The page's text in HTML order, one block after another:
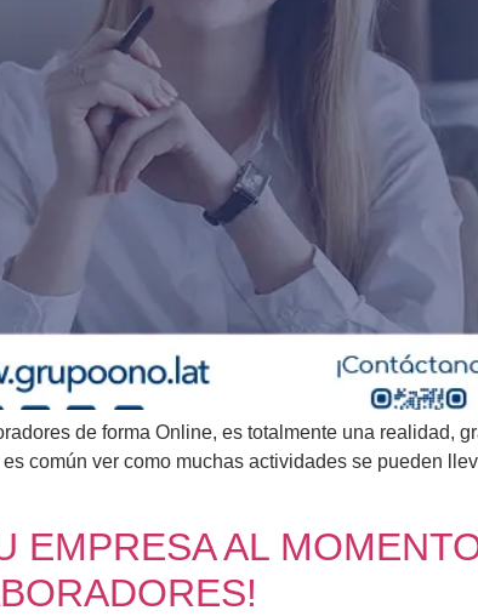
de forma Online, es totalmente una realidad,
común ver como muchas actividades se pueden
EMPRESA AL